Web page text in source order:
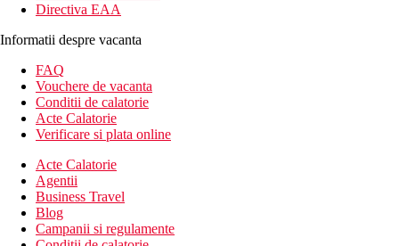
Directiva EAA
Informatii despre vacanta
FAQ
Vouchere de vacanta
Conditii de calatorie
Acte Calatorie
Verificare si plata online
Acte Calatorie
Agentii
Business Travel
Blog
Campanii si regulamente